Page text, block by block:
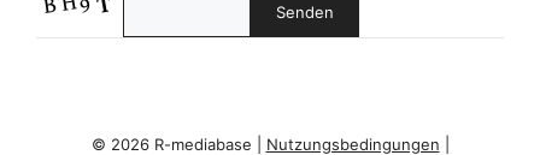
© 2026 R-mediabase | Nutzungsbedingungen